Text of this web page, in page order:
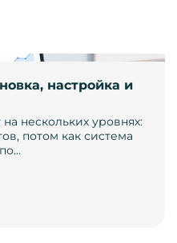
настройка и
нескольких уровнях:
потом как система